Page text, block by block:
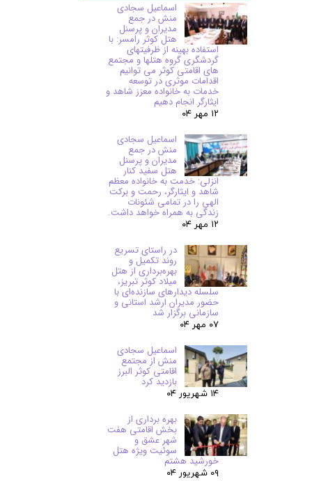
اسماعیل سجادی
منش در جمع
مدیران و پرسنل
هتل کوثر رامسر: با
استفاده بهینه از ظرفیتهای
گردشگری گروه هتلها و مجتمع
های اقامتی کوثر می توانیم
اقدامات موثری در توسعه
خدمات به خانواده معزز شاهد و
ایثارگر انجام دهیم
۱۲ مهر ۰۴
اسماعیل سجادی
منش در جمع
مدیران و پرسنل
هتل سفید کنار
انزلی: خدمت به خانواده معظم
شاهد و ایثارگر، رحمت و برکت
الهی را در تمامی شئونات
زندگی به همراه خواهد داشت.
۱۲ مهر ۰۴
در راستای تسریع
روند تکمیل و
بهره‌برداری از هتل
میلاد کوثر تبریز،
سلسله دیدارهای سازنده‌ای با
حضور مدیران ارشد استانی و
سازمانی برگزار شد
۰۷ مهر ۰۴
اسماعیل سجادی
منش از مجتمع
اقامتی کوثر البرز
بازدید کرد
۱۴ شهریور ۰۴
بهره برداری از
بخش اقامتی هفت
شهر عشق و
سوئیت ویژه هتل
خورشید هشتم
۰۹ شهریور ۰۴